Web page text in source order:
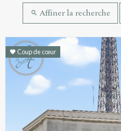
Affiner la recherche
Résultats de recherche
Coup de cœur